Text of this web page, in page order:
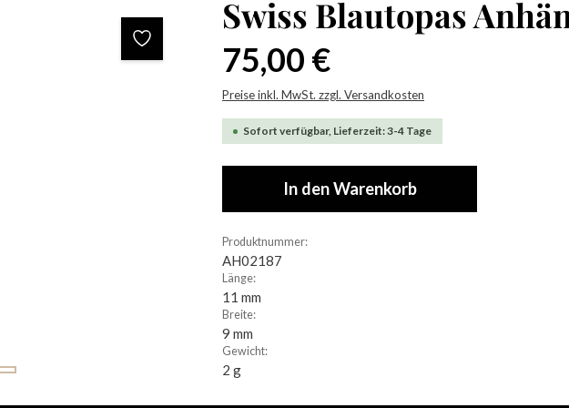
Swiss Blautopas
75,00 €
Preise inkl. MwSt. zzgl. Versandkosten
Sofort verfügbar, Lieferzeit: 3-4 Tage
In den Warenkorb
Produktnummer:
AH02187
Länge:
11 mm
Breite:
9 mm
Gewicht:
2 g